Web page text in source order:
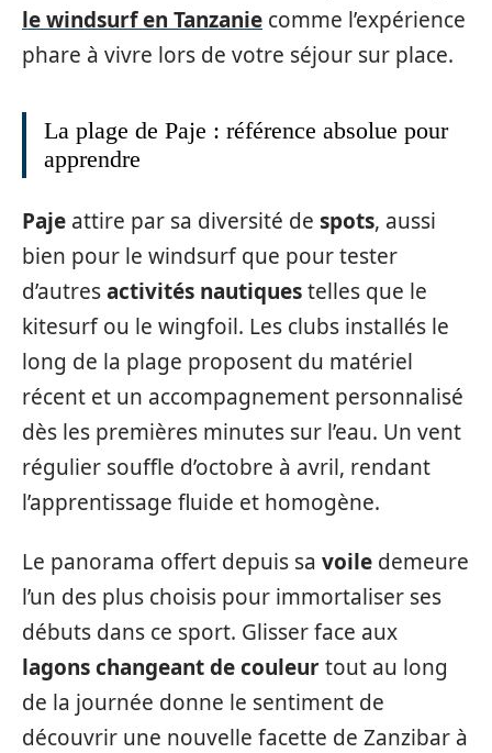
le windsurf en Tanzanie comme l’expérience
phare à vivre lors de votre séjour sur place.
La plage de Paje : référence absolue pour
apprendre
Paje attire par sa diversité de spots, aussi
bien pour le windsurf que pour tester
d’autresactivités nautiquestelles que le
kitesurf ou le wingfoil. Les clubs installés le
long de la plage proposent du matériel
récent et un accompagnement personnalisé
dès les premières minutes sur l’eau. Un vent
régulier souffle d’octobre à avril, rendant
l’apprentissage fluide et homogène.
Le panorama offert depuis sa voile demeure
l’un des plus choisis pour immortaliser ses
débuts dans ce sport. Glisser face aux
lagons changeant de couleurtout au long
de la journée donne le sentiment de
découvrir une nouvelle facette de Zanzibar à